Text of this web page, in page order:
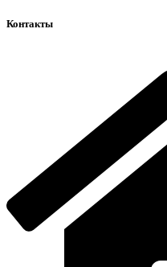
Контакты